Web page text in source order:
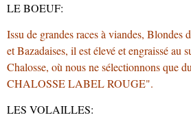
LE BOEUF:
Issu de grandes races à viandes,
et Bazadaises, il est élevé et engraissé au
Chalosse, où nous ne sélectionnons que
CHALOSSE LABEL ROUGE".
LES VOLAILLES: